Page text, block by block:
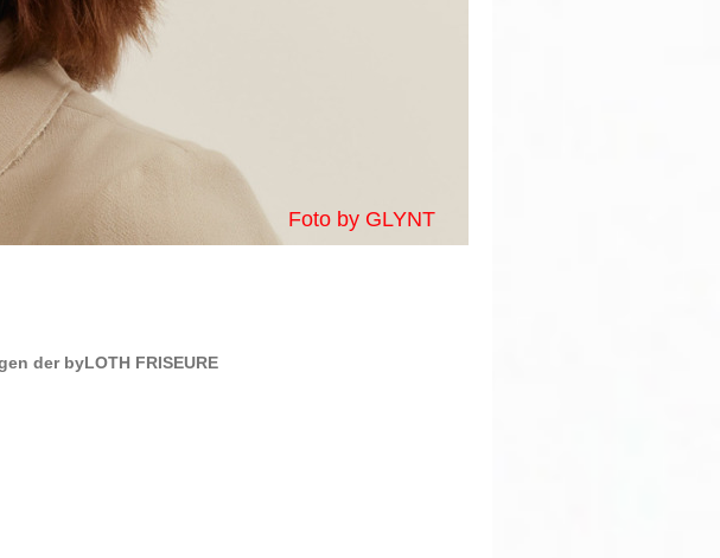
Foto by GLYNT
der byLOTH FRISEURE
FRISEURE
Loth
Bielefeld
66060